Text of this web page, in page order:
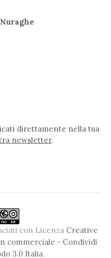
direttamente nella tua
newsletter.
con Licenza Creative
commerciale - Condividi
3.0 Italia.